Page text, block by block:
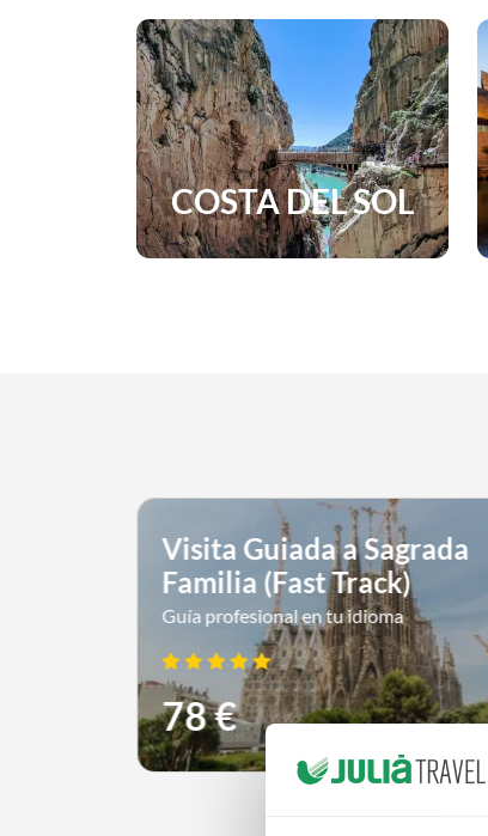
COSTA DEL SOL
Visita Guiada a Sagrada
Familia (Fast Track)
Guía profesional en tu idioma
78 €